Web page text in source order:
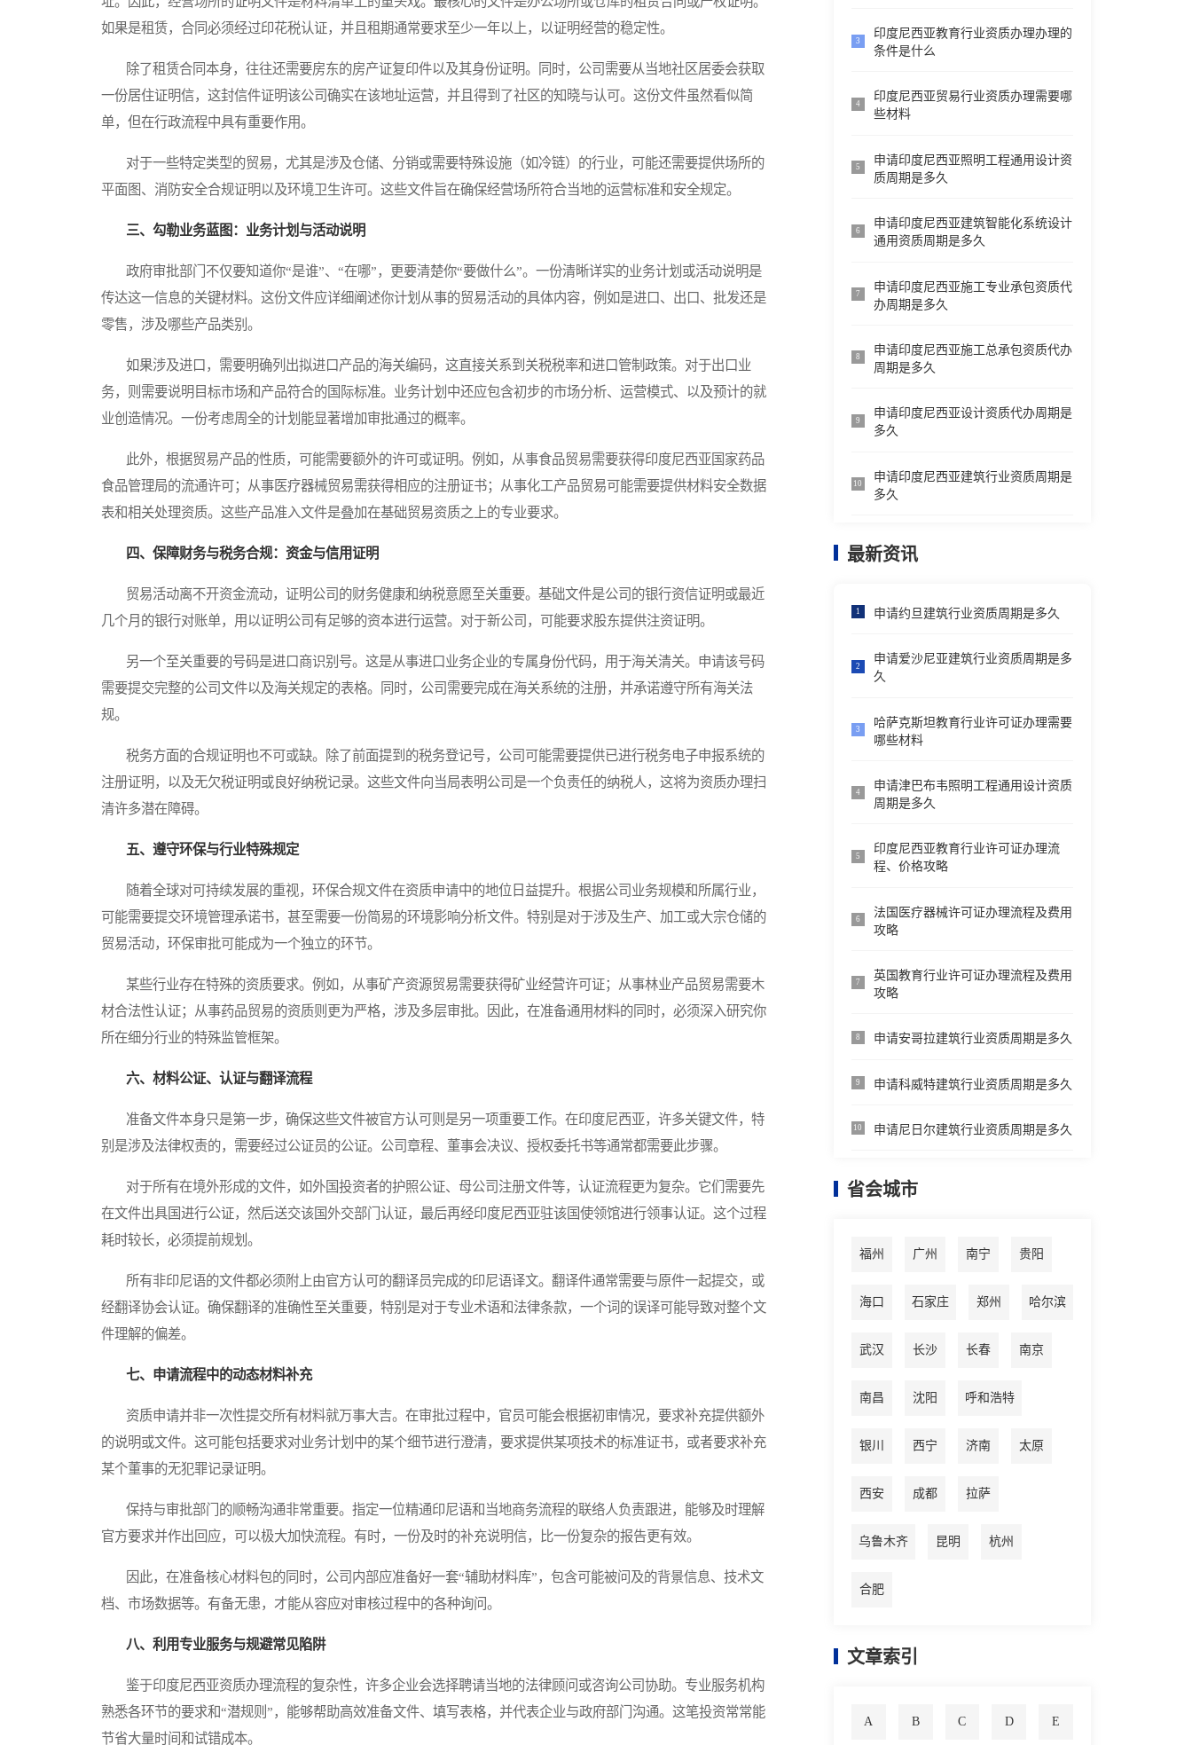
如果是租赁，合同必须经过印花税认证，并且租期通常要求至少一年以上，以证明经营的稳定性。
除了租赁合同本身，往往还需要房东的房产证复印件以及其身份证明。同时，公司需要从当地社区居委会获取
一份居住证明信，这封信件证明该公司确实在该地址运营，并且得到了社区的知晓与认可。这份文件虽然看似简
单，但在行政流程中具有重要作用。
对于一些特定类型的贸易，尤其是涉及仓储、分销或需要特殊设施（如冷链）的行业，可能还需要提供场所的
平面图、消防安全合规证明以及环境卫生许可。这些文件旨在确保经营场所符合当地的运营标准和安全规定。
三、勾勒业务蓝图：业务计划与活动说明
政府审批部门不仅要知道你“是谁”、“在哪”，更要清楚你“要做什么”。一份清晰详实的业务计划或活动说明是
传达这一信息的关键材料。这份文件应详细阐述你计划从事的贸易活动的具体内容，例如是进口、出口、批发还是
零售，涉及哪些产品类别。
如果涉及进口，需要明确列出拟进口产品的海关编码，这直接关系到关税税率和进口管制政策。对于出口业
务，则需要说明目标市场和产品符合的国际标准。业务计划中还应包含初步的市场分析、运营模式、以及预计的就
业创造情况。一份考虑周全的计划能显著增加审批通过的概率。
此外，根据贸易产品的性质，可能需要额外的许可或证明。例如，从事食品贸易需要获得印度尼西亚国家药品
食品管理局的流通许可；从事医疗器械贸易需获得相应的注册证书；从事化工产品贸易可能需要提供材料安全数据
表和相关处理资质。这些产品准入文件是叠加在基础贸易资质之上的专业要求。
四、保障财务与税务合规：资金与信用证明
贸易活动离不开资金流动，证明公司的财务健康和纳税意愿至关重要。基础文件是公司的银行资信证明或最近
几个月的银行对账单，用以证明公司有足够的资本进行运营。对于新公司，可能要求股东提供注资证明。
另一个至关重要的号码是进口商识别号。这是从事进口业务企业的专属身份代码，用于海关清关。申请该号码
需要提交完整的公司文件以及海关规定的表格。同时，公司需要完成在海关系统的注册，并承诺遵守所有海关法
规。
税务方面的合规证明也不可或缺。除了前面提到的税务登记号，公司可能需要提供已进行税务电子申报系统的
注册证明，以及无欠税证明或良好纳税记录。这些文件向当局表明公司是一个负责任的纳税人，这将为资质办理扫
清许多潜在障碍。
五、遵守环保与行业特殊规定
随着全球对可持续发展的重视，环保合规文件在资质申请中的地位日益提升。根据公司业务规模和所属行业，
可能需要提交环境管理承诺书，甚至需要一份简易的环境影响分析文件。特别是对于涉及生产、加工或大宗仓储的
贸易活动，环保审批可能成为一个独立的环节。
某些行业存在特殊的资质要求。例如，从事矿产资源贸易需要获得矿业经营许可证；从事林业产品贸易需要木
材合法性认证；从事药品贸易的资质则更为严格，涉及多层审批。因此，在准备通用材料的同时，必须深入研究你
所在细分行业的特殊监管框架。
六、材料公证、认证与翻译流程
准备文件本身只是第一步，确保这些文件被官方认可则是另一项重要工作。在印度尼西亚，许多关键文件，特
别是涉及法律权责的，需要经过公证员的公证。公司章程、董事会决议、授权委托书等通常都需要此步骤。
对于所有在境外形成的文件，如外国投资者的护照公证、母公司注册文件等，认证流程更为复杂。它们需要先
在文件出具国进行公证，然后送交该国外交部门认证，最后再经印度尼西亚驻该国使领馆进行领事认证。这个过程
耗时较长，必须提前规划。
所有非印尼语的文件都必须附上由官方认可的翻译员完成的印尼语译文。翻译件通常需要与原件一起提交，或
经翻译协会认证。确保翻译的准确性至关重要，特别是对于专业术语和法律条款，一个词的误译可能导致对整个文
件理解的偏差。
七、申请流程中的动态材料补充
资质申请并非一次性提交所有材料就万事大吉。在审批过程中，官员可能会根据初审情况，要求补充提供额外
的说明或文件。这可能包括要求对业务计划中的某个细节进行澄清，要求提供某项技术的标准证书，或者要求补充
某个董事的无犯罪记录证明。
保持与审批部门的顺畅沟通非常重要。指定一位精通印尼语和当地商务流程的联络人负责跟进，能够及时理解
官方要求并作出回应，可以极大加快流程。有时，一份及时的补充说明信，比一份复杂的报告更有效。
因此，在准备核心材料包的同时，公司内部应准备好一套“辅助材料库”，包含可能被问及的背景信息、技术文
档、市场数据等。有备无患，才能从容应对审核过程中的各种询问。
八、利用专业服务与规避常见陷阱
鉴于印度尼西亚资质办理流程的复杂性，许多企业会选择聘请当地的法律顾问或咨询公司协助。专业服务机构
熟悉各环节的要求和“潜规则”，能够帮助高效准备文件、填写表格，并代表企业与政府部门沟通。这笔投资常常能
节省大量时间和试错成本。
3
印度尼西亚教育行业资质办理办理的
条件是什么
4
印度尼西亚贸易行业资质办理需要哪
些材料
5
申请印度尼西亚照明工程通用设计资
质周期是多久
6
申请印度尼西亚建筑智能化系统设计
通用资质周期是多久
7
申请印度尼西亚施工专业承包资质代
办周期是多久
8
申请印度尼西亚施工总承包资质代办
周期是多久
9
申请印度尼西亚设计资质代办周期是
多久
10
申请印度尼西亚建筑行业资质周期是
多久
最新资讯
1 申请约旦建筑行业资质周期是多久
2
申请爱沙尼亚建筑行业资质周期是多
久
3
哈萨克斯坦教育行业许可证办理需要
哪些材料
4
申请津巴布韦照明工程通用设计资质
周期是多久
5
印度尼西亚教育行业许可证办理流
程、价格攻略
6
法国医疗器械许可证办理流程及费用
攻略
7
英国教育行业许可证办理流程及费用
攻略
8 申请安哥拉建筑行业资质周期是多久
9 申请科威特建筑行业资质周期是多久
10 申请尼日尔建筑行业资质周期是多久
省会城市
福州 广州 南宁 贵阳
海口 石家庄 郑州 哈尔滨
武汉 长沙 长春 南京
南昌 沈阳 呼和浩特
银川 西宁 济南 太原
西安 成都 拉萨
乌鲁木齐 昆明 杭州
合肥
文章索引
A B C D E